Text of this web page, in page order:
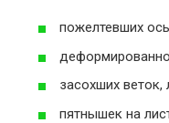
пожелтевших
засохших веток,
пятнышек на